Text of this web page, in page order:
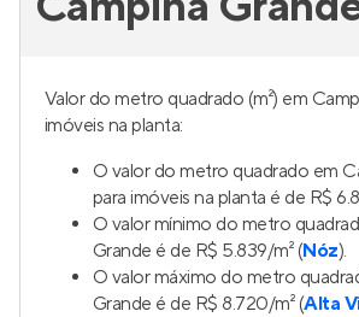
Valor do metro quadrado (m²) em
imóveis na planta:
O valor do metro quadrado em
para imóveis na planta é de R$
O valor mínimo do metro
Grande é de R$ 5.839/m² (Nóz).
O valor máximo do metro
Grande é de R$ 8.720/m² (Alta